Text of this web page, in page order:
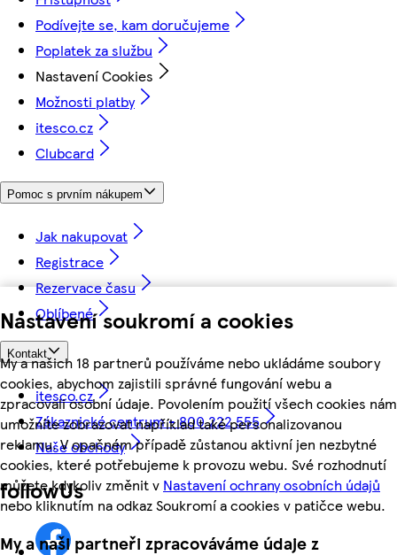
Nastavení soukromí a cookies
My a našich 18 partnerů používáme nebo ukládáme soubory
cookies, abychom zajistili správné fungování webu a
zpracovali osobní údaje. Povolením použití všech cookies nám
umožníte zobrazovat například také personalizovanou
reklamu. V opačném případě zůstanou aktivní jen nezbytné
cookies, které potřebujeme k provozu webu. Své rozhodnutí
můžete kdykoliv změnit v Nastavení ochrany osobních údajů
nebo kliknutím na odkaz Soukromí a cookies v patičce webu.
My a naši partneři zpracováváme údaje z
Podívejte se, kam doručujeme
Poplatek za službu
Nastavení Cookies
Možnosti platby
itesco.cz
Clubcard
Pomoc s prvním nákupem
Jak nakupovat
Registrace
Rezervace času
Oblíbené
Kontakt
itesco.cz
Zákaznické centrum - 800 222 555
Naše obchody
followUs